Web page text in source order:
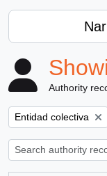
Authority
Remove filter:
Entidad colectiva